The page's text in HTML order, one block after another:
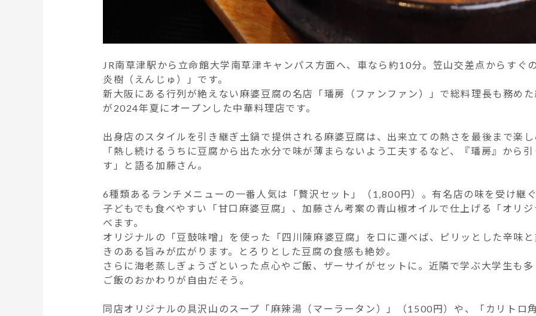
JR南草津駅から立命館大学南草津キャンパス方面へ、車なら約10分。笠山交差点からすぐ
炎樹（えんじゅ）」です。
新大阪にある行列が絶えない麻婆豆腐の名店「璠房（ファンファン）」で総料理長も務め
が2024年夏にオープンした中華料理店です。
出身店のスタイルを引き継ぎ土鍋で提供される麻婆豆腐は、出来立ての熱さを最後まで楽
「熱し続けるうちに豆腐から出た水分で味が薄まらないよう工夫するなど、『璠房』から
す」と語る加藤さん。
6種類あるランチメニューの一番人気は「贅沢セット」（1,800円）。有名店の味を受け継
子どもでも食べやすい「甘口麻婆豆腐」、加藤さん考案の青山椒オイルで仕上げる「オリ
べます。
オリジナルの「豆鼓味噌」を使った「四川陳麻婆豆腐」を口に運べば、ピリッとした辛味
きのある旨みが広がります。とろりとした豆腐の食感も絶妙。
さらに海老蒸しぎょうざといった点心やご飯、ザーサイがセットに。近隣で学ぶ大学生も
ご飯のおかわりが自由だそう。
同店オリジナルの具沢山のスープ「麻辣湯（マーラータン）」（1500円）や、「カリトロ